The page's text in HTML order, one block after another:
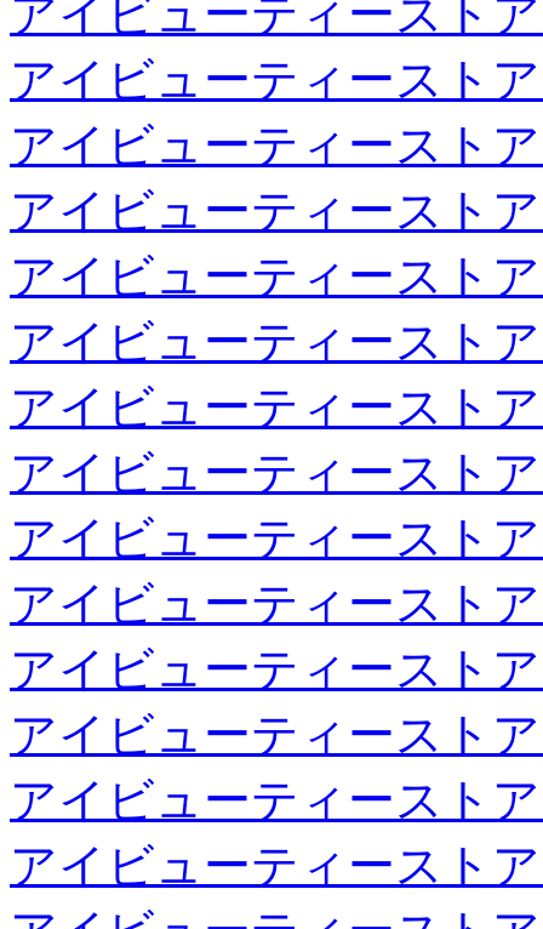
アイビューティースト
アイビューティースト
アイビューティースト
アイビューティースト
アイビューティースト
アイビューティースト
アイビューティースト
アイビューティースト
アイビューティースト
アイビューティースト
アイビューティースト
アイビューティースト
アイビューティースト
アイビューティースト